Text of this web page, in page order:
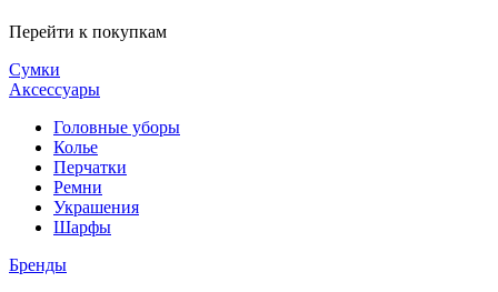
Перейти к покупкам
Сумки
Аксессуары
Головные уборы
Колье
Перчатки
Ремни
Украшения
Шарфы
Бренды